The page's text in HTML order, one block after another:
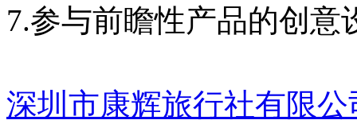
7.参与前瞻性产品的创意
深圳市康辉旅行社有限